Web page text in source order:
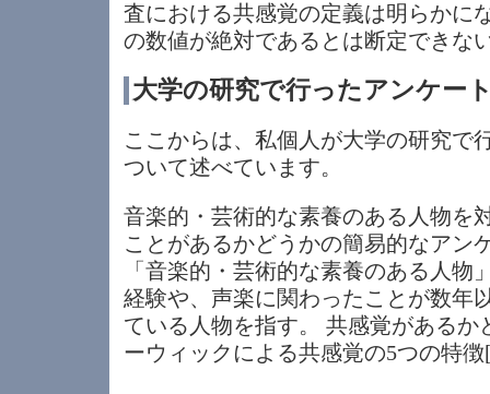
査における共感覚の定義は明らかに
の数値が絶対であるとは断定できな
大学の研究で行ったアンケー
ここからは、私個人が大学の研究で
ついて述べています。
音楽的・芸術的な素養のある人物を
ことがあるかどうかの簡易的なアン
「音楽的・芸術的な素養のある人物
経験や、声楽に関わったことが数年
ている人物を指す。 共感覚があるか
ーウィックによる共感覚の5つの特